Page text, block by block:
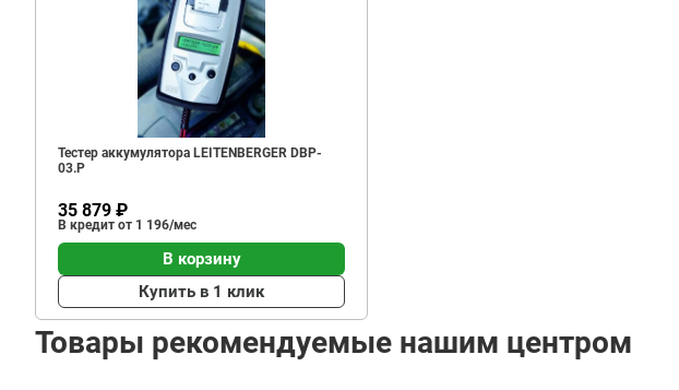
Тестер аккумулятора LEITENBERGER DBP-
03.Р
35 879 ₽
В кредит от 1 196/мес
В корзину
Купить в 1 клик
Товары рекомендуемые нашим центром